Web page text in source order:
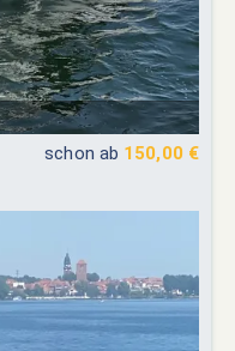
schon ab 150,00 €